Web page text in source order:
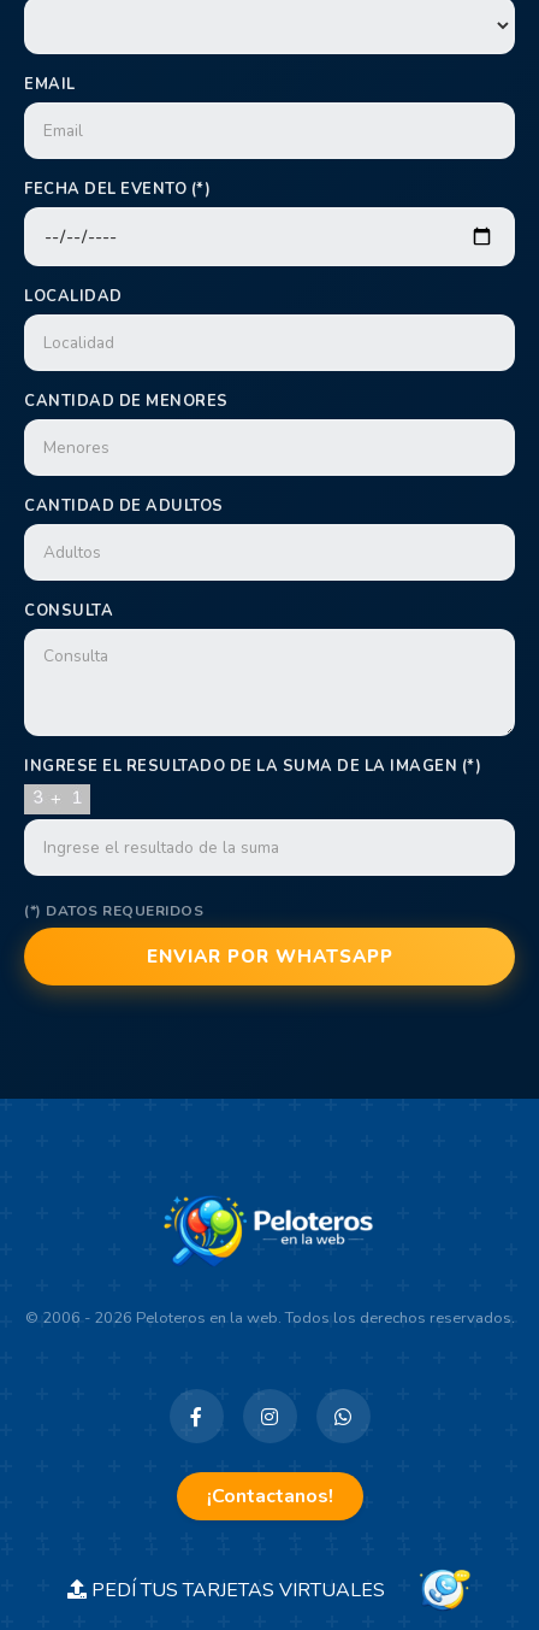
EMAIL
FECHA DEL EVENTO (*)
LOCALIDAD
CANTIDAD DE MENORES
CANTIDAD DE ADULTOS
CONSULTA
INGRESE EL RESULTADO DE LA SUMA DE LA IMAGEN (*)
(*) DATOS REQUERIDOS
PEDÍ TUS TARJETAS VIRTUALES
© 2006 - 2026 Peloteros en la web. Todos los derechos reservados.
¡Contactanos!